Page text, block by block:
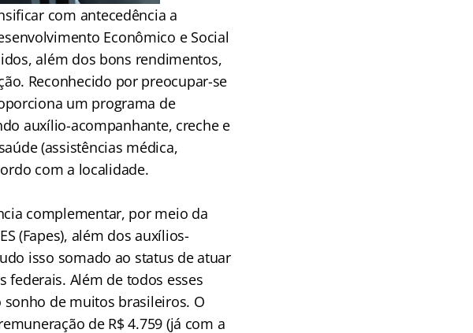
com antecedência a
Econômico e Social
além dos bons rendimentos,
Reconhecido por preocupar-se
um programa de
auxílio-acompanhante, creche e
(assistências médica,
com a localidade.
complementar, por meio da
(Fapes), além dos auxílios-
isso somado ao status de atuar
federais. Além de todos esses
de muitos brasileiros. O
de R$ 4.759 (já com a